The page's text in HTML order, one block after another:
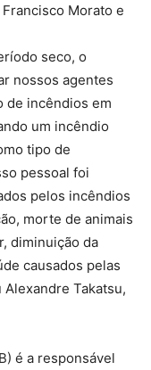
Morato e
seco, o
nossos agentes
de incêndios em
um incêndio
tipo de
pessoal foi
pelos incêndios
morte de animais
diminuição da
causados pelas
Takatsu,
é a responsável